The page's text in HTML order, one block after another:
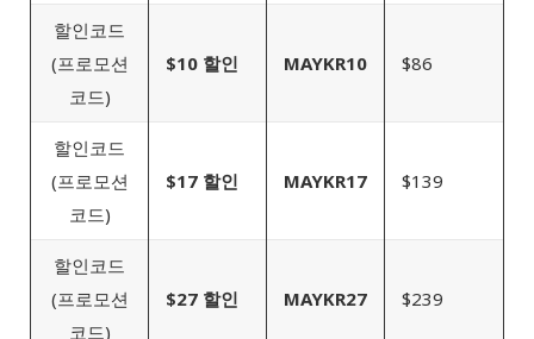
할인코드
(프로모션
코드)
$10 할인 MAYKR10 $86
할인코드
(프로모션
코드)
$17 할인 MAYKR17 $139
할인코드
(프로모션
코드)
$27 할인 MAYKR27 $239